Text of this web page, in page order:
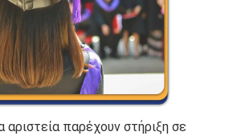
αριστεία παρέχουν στήριξη σε